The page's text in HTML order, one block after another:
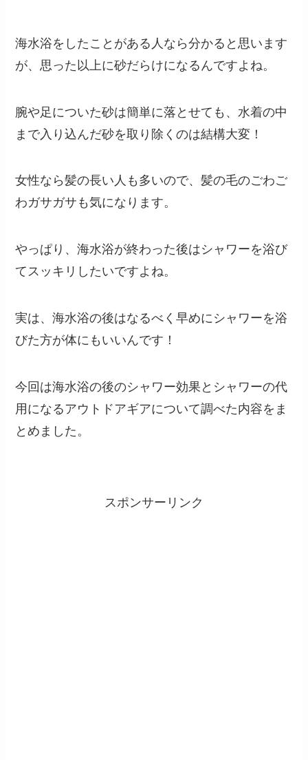
海水浴をしたことがある人なら分かると思います
が、思った以上に砂だらけになるんですよね。
腕や足についた砂は簡単に落とせても、水着の中
まで入り込んだ砂を取り除くのは結構大変！
女性なら髪の長い人も多いので、髪の毛のごわご
わガサガサも気になります。
やっぱり、海水浴が終わった後はシャワーを浴び
てスッキリしたいですよね。
実は、海水浴の後はなるべく早めにシャワーを浴
びた方が体にもいいんです！
今回は海水浴の後のシャワー効果とシャワーの代
用になるアウトドアギアについて調べた内容をま
とめました。
スポンサーリンク